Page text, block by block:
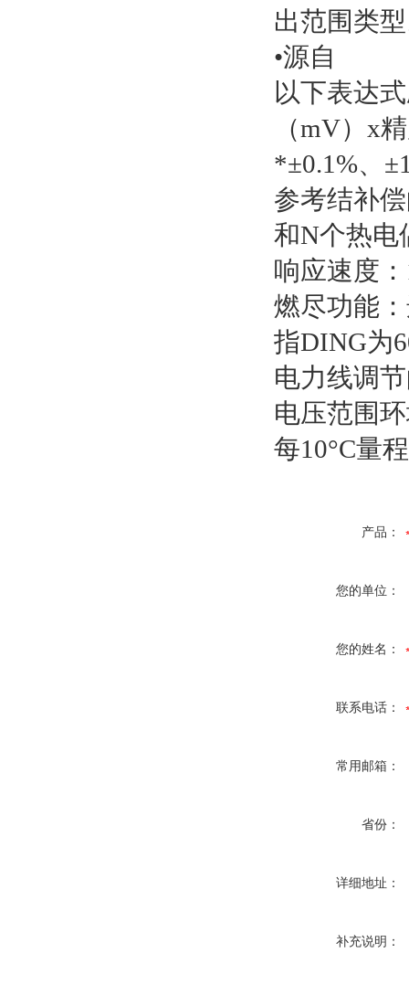
出范围类
•源自
以下表达
（mV）x
*±0.1%、
参考结补
和N个热电
响应速度
燃尽功能
指DING为
电力线调
电压范围
每10°C量
产品：
您的单位：
您的姓名：
联系电话：
常用邮箱：
省份：
详细地址：
补充说明：